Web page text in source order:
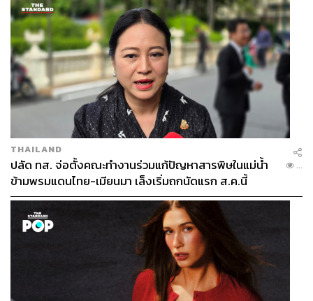
THAILAND
ปลัด ทส. จ่อตั้งคณะทำงานร่วมแก้ปัญหาสารพิษในแม่น้ำ
ข้ามพรมแดนไทย-เมียนมา เล็งเริ่มถกนัดแรก ส.ค.นี้
...